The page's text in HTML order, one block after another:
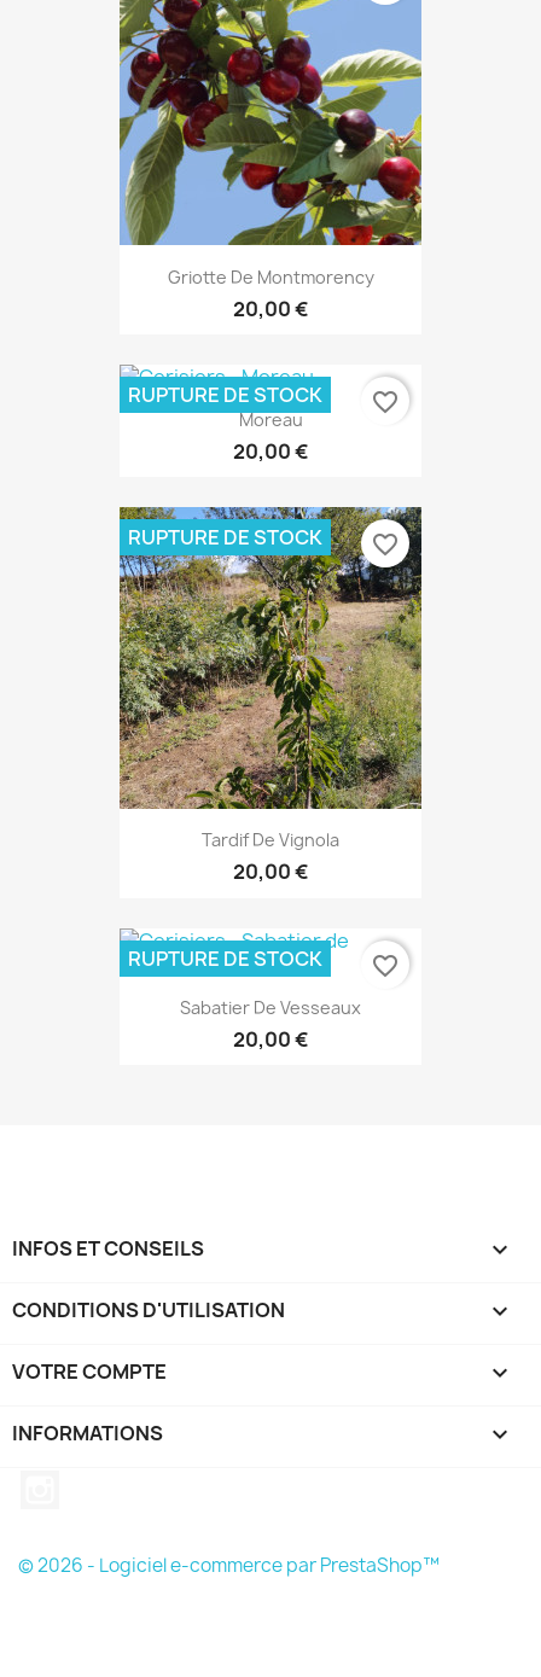
Griotte De Montmorency
20,00 €
Moreau
20,00 €
RUPTURE DE STOCK favorite_border
Tardif De Vignola
20,00 €
RUPTURE DE STOCK favorite_border
Sabatier De Vesseaux
20,00 €
RUPTURE DE STOCK favorite_border
INFOS ET CONSEILS 
CONDITIONS D'UTILISATION 
VOTRE COMPTE 
INFORMATIONS keyboard_arrow_down
© 2026 - Logiciel e-commerce par PrestaShop™